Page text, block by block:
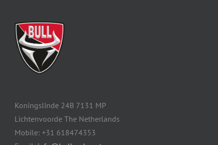
Koningslinde 24B 7131 MP
Lichtenvoorde The Netherlands
Mobile: +31 618474353